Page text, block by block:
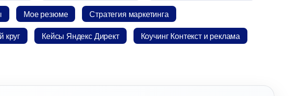
Мое резюме
Стратегия маркетинга
кру Кейсы Яндекс Директ
Коучинг Контекст и реклама